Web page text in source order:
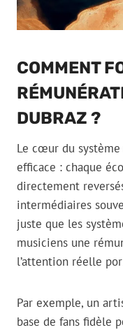
COMMENT
DUBRAZ ?
Le cœur du
efficace : chaque
directement
intermédiaires
juste que les
musiciens une
l’attention réelle
Par exemple, un
base de fans fidèle